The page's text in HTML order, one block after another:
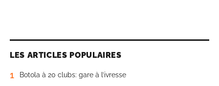
LES ARTICLES POPULAIRES
1 Botola à 20 clubs: gare à l’ivresse